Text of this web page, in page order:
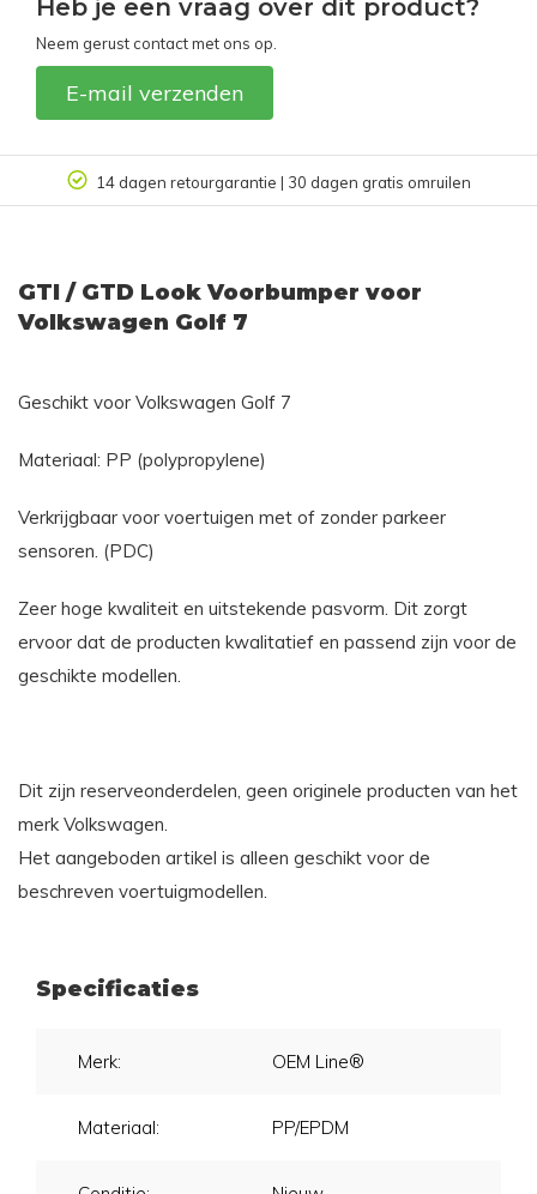
Heb je een vraag over dit product?
Neem gerust contact met ons op.
E-mail verzenden
14 dagen retourgarantie | 30 dagen gratis omruilen
GTI / GTD Look Voorbumper voor
Volkswagen Golf 7
Geschikt voor Volkswagen Golf 7
Materiaal: PP (polypropylene)
Verkrijgbaar voor voertuigen met of zonder parkeer
sensoren. (PDC)
Zeer hoge kwaliteit en uitstekende pasvorm. Dit zorgt
ervoor dat de producten kwalitatief en passend zijn voor de
geschikte modellen.
Dit zijn reserveonderdelen, geen originele producten van het
merk Volkswagen.
Het aangeboden artikel is alleen geschikt voor de
beschreven voertuigmodellen.
Specificaties
Merk: OEM Line®
Materiaal: PP/EPDM